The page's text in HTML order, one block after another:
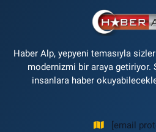
Haber Alp, yepyeni temasıyla
modernizmi bir araya getiriyor.
insanlara haber
[email